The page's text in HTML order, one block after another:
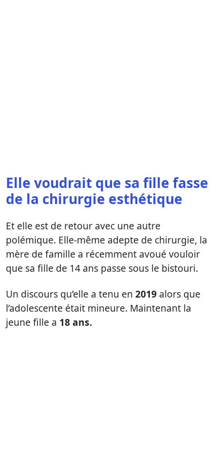
Elle voudrait que sa fille fasse
de la chirurgie esthétique
Et elle est de retour avec une autre
polémique. Elle-même adepte de chirurgie, la
mère de famille a récemment avoué vouloir
que sa fille de 14 ans passe sous le bistouri.
Un discours qu’elle a tenu en 2019 alors que
l’adolescente était mineure. Maintenant la
jeune fille a 18 ans.